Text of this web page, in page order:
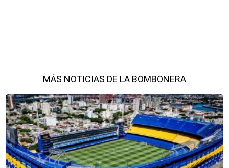
MÁS NOTICIAS DE LA BOMBONERA